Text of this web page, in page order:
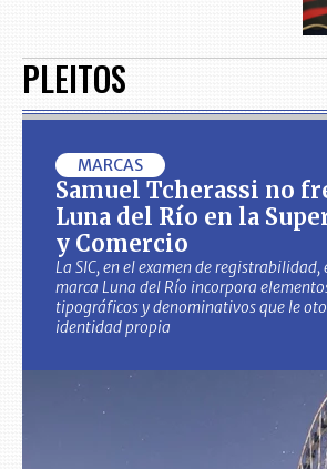
PLEITOS
MARCAS
Samuel Tcherassi no
Luna del Río en la
y Comercio
La SIC, en el examen de
marca Luna del Río incorpora
tipográficos y denominativos que le
identidad propia